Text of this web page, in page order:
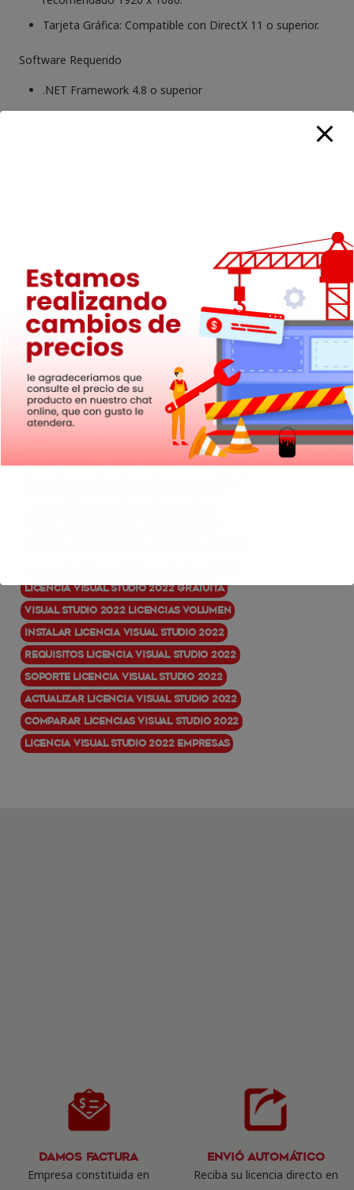
Tarjeta Gráfica: Compatible con DirectX 11 o superior.
Software Requerido
.NET Framework 4.8 o superior
Conexión a Internet para descargas y actualizaciones.
Dimacso es la tienda de licencias y códigos de activación
más económica de Chile. Nuestra misión es ofrecer
productos originales a nuestros clientes a precios accesibles
para el usuario promedio. Todos nuestros productos
cuentan con garantía y respaldo por parte de nuestra
empresa.
Comprar Licencia Visual Studio 2022
Licencia Visual Studio 2022 precio
Licencia Visual Studio 2022 profesional
Licencia Visual Studio 2022 gratuita
Visual Studio 2022 licencias volumen
Instalar Licencia Visual Studio 2022
Requisitos Licencia Visual Studio 2022
Soporte Licencia Visual Studio 2022
Actualizar Licencia Visual Studio 2022
Comparar Licencias Visual Studio 2022
Licencia Visual Studio 2022 empresas
Damos Factura
Empresa constituida en
Envió Automático
Reciba su licencia directo en